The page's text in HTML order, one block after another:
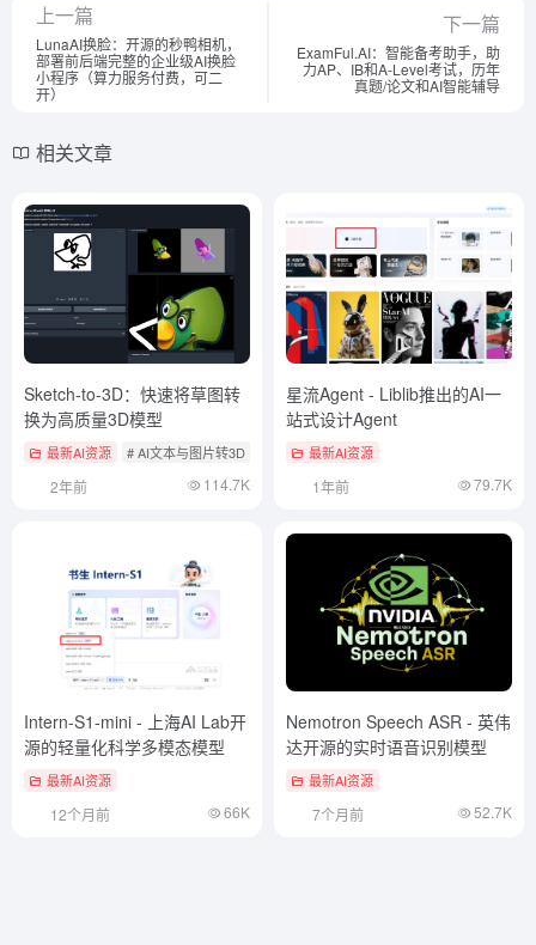
上一篇
LunaAI换脸：开源的秒鸭相机，
部署前后端完整的企业级AI换脸
小程序（算力服务付费，可二
开）
下一篇
ExamFul.AI：智能备考助手，助
力AP、IB和A-Level考试，历年
真题/论文和AI智能辅导
相关文章
Sketch-to-3D：快速将草图转
换为高质量3D模型
最新AI资源 # AI文本与图片转3D
2年前 114.7K
星流Agent - Liblib推出的AI一
站式设计Agent
最新AI资源
1年前 79.7K
Intern-S1-mini - 上海AI Lab开
源的轻量化科学多模态模型
最新AI资源
12个月前 66K
Nemotron Speech ASR - 英伟
达开源的实时语音识别模型
最新AI资源
7个月前 52.7K